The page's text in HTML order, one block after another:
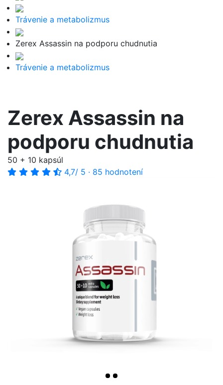
Trávenie a metabolizmus
Zerex Assassin na podporu chudnutia
Trávenie a metabolizmus
Zerex Assassin na
podporu chudnutia
50 + 10 kapsúl
4,7/ 5 · 85 hodnotení